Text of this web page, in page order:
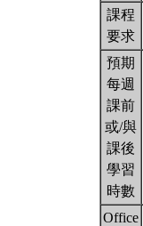
課程
要求
預期
每週
課前
或/與
課後
學習
時數
Office